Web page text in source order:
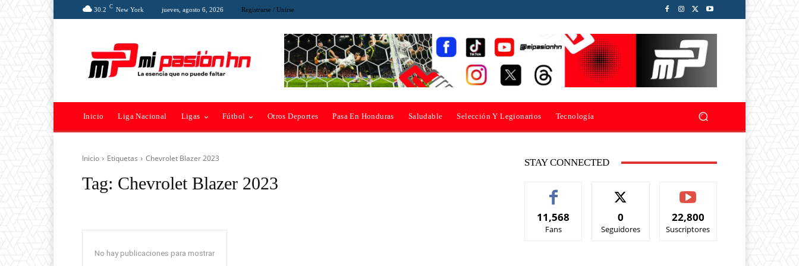
30.2 C New York jueves, agosto 6, 2026 Registrarse / Unirse
Inicio Liga Nacional Ligas Fútbol Otros Deportes Pasa En Honduras Saludable Selección Y Legionarios Tecnología
Inicio Etiquetas Chevrolet Blazer 2023
Tag: Chevrolet Blazer 2023
No hay publicaciones para mostrar
STAY CONNECTED
11,568
Fans
0
Seguidores
22,800
Suscriptores